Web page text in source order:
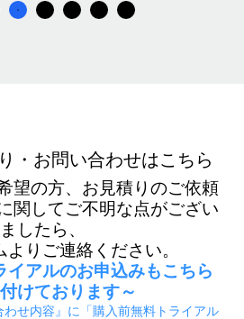
・お問い合わせはこちら
望の方、お見積りのご依頼
関してご不明な点がござい
ましたら、
りご連絡ください。
イアルのお申込みもこちら
けております～
わせ内容』に「購入前無料トライアル